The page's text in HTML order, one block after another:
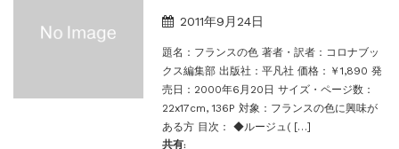
2011年9月24日
題名：フランスの色 著者・訳者：コロナブッ
クス編集部 出版社：平凡社 価格：￥1,890 発
売日：2000年6月20日 サイズ・ページ数：
22x17cm, 136P 対象：フランスの色に興味が
ある方 目次： ◆ルージュ( […]
共有: